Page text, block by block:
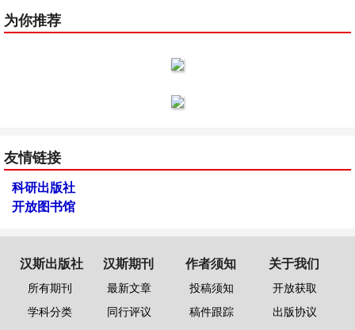
为你推荐
友情链接
科研出版社
开放图书馆
汉斯出版社
所有期刊
学科分类
汉斯期刊
最新文章
同行评议
作者须知
投稿须知
稿件跟踪
关于我们
开放获取
出版协议